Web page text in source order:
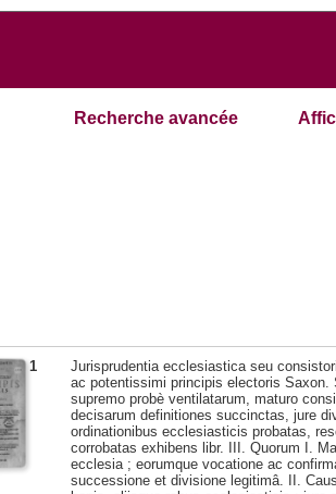
Recherche avancée
1
Jurisprudentia ecclesiastica seu
ac potentissimi principis electoris
supremo probè ventilatarum, maturo
decisarum definitiones succinctas, jure
ordinationibus ecclesiasticis probatas,
corrobatas exhibens libr. III. Quorum I.
ecclesia ; eorumque vocatione ac
successione et divisione legitimâ. II.